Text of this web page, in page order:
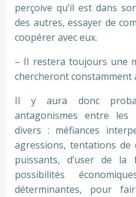
perçoive qu’il est dans
des autres, essayer de
coopérer avec eux.
– Il restera toujours une
chercheront constamment
Il y aura donc
antagonismes entre les
divers : méfiances
agressions, tentations
puissants, d’user de
possibilités
déterminantes, pour